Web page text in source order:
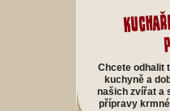
Chcete odhalit
kuchyně a
našich zvířat a
přípravy